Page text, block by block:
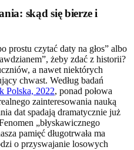
skąd się bierze i
prostu czytać daty na głos” albo
żeby zdać z historii?
a nawet niektórych
chwast. Według badań
Polska, 2022, ponad połowa
zainteresowania nauką
dat spadają dramatycznie już
„błyskawicznego
pamięć długotrwała ma
o przyswajanie losowych